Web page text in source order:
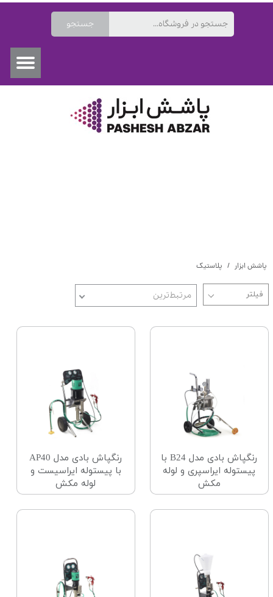
جستجو
پاشش ابزار پلاستیک
مرتبط‌ترین
رنگپاش بادی مدل B24 با
پیستوله ایراسپری و لوله
مکش
رنگپاش بادی مدل AP40
با پیستوله ایراسیست و
لوله مکش